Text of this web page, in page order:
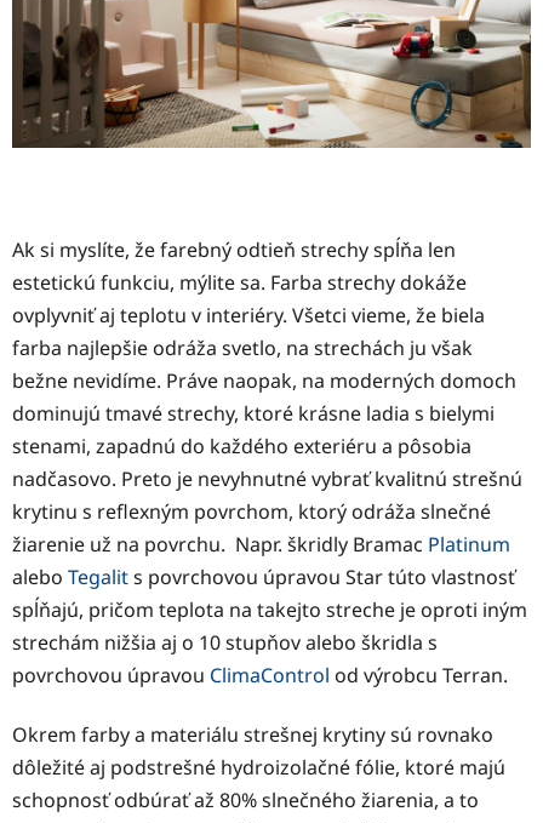
Ak si myslíte, že farebný odtieň strechy spĺňa len
estetickú funkciu, mýlite sa. Farba strechy dokáže
ovplyvniť aj teplotu v interiéry. Všetci vieme, že biela
farba najlepšie odráža svetlo, na strechách ju však
bežne nevidíme. Práve naopak, na moderných domoch
dominujú tmavé strechy, ktoré krásne ladia s bielymi
stenami, zapadnú do každého exteriéru a pôsobia
nadčasovo. Preto je nevyhnutné vybrať kvalitnú strešnú
krytinu s reflexným povrchom, ktorý odráža slnečné
žiarenie už na povrchu. Napr. škridly Bramac Platinum
alebo Tegalits povrchovou úpravou Star túto vlastnosť
spĺňajú, pričom teplota na takejto streche je oproti iným
strechám nižšia aj o 10 stupňov alebo škridla s
povrchovou úpravou ClimaControl od výrobcu Terran.
Okrem farby a materiálu strešnej krytiny sú rovnako
dôležité aj podstrešné hydroizolačné fólie, ktoré majú
schopnosť odbúrať až 80% slnečného žiarenia, a to